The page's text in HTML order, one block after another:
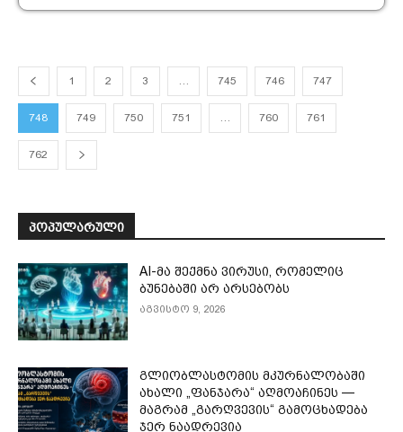
1 2 3 … 745 746 747
748 749 750 751 … 760 761
762
ᲞᲝᲞᲣᲚᲐᲠᲣᲚᲘ
AI-მა შექმნა ვირუსი, რომელიც
ბუნებაში არ არსებობს
აგვისტო 9, 2026
გლიობლასტომის მკურნალობაში
ახალი „ფანჯარა“ აღმოაჩინეს —
მაგრამ „გარღვევის“ გამოცხადება
ჯერ ნაადრევია